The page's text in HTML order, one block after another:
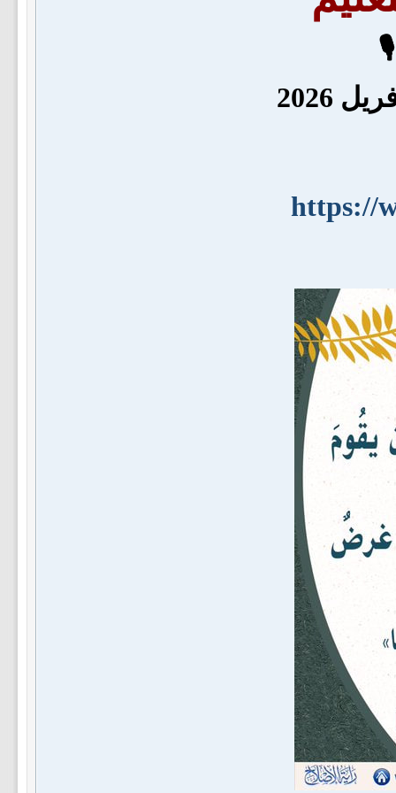
https://